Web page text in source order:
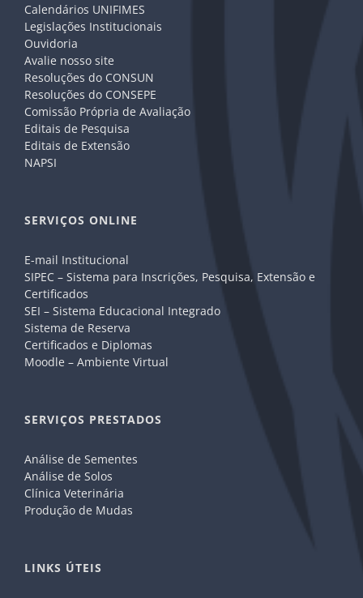
Calendários UNIFIMES
Legislações Institucionais
Ouvidoria
Avalie nosso site
Resoluções do CONSUN
Resoluções do CONSEPE
Comissão Própria de Avaliação
Editais de Pesquisa
Editais de Extensão
NAPSI
SERVIÇOS ONLINE
E-mail Institucional
SIPEC – Sistema para Inscrições, Pesquisa, Extensão e
Certificados
SEI – Sistema Educacional Integrado
Sistema de Reserva
Certificados e Diplomas
Moodle – Ambiente Virtual
SERVIÇOS PRESTADOS
Análise de Sementes
Análise de Solos
Clínica Veterinária
Produção de Mudas
LINKS ÚTEIS